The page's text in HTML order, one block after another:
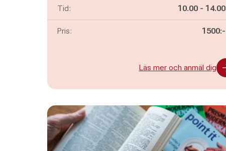
Tid: Pågår mellan
10.00 - och
14.00
Pris: 1500:-
Läs mer och anmäl dig